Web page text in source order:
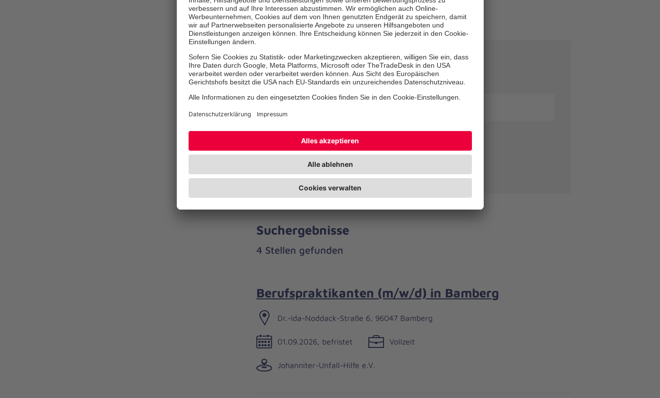
Stellenangebote filtern
Alle Stellen durchsuchen
Die Angebotsliste filtern
Stellen durchsuchen
Suchergebnisse
4 Stellen gefunden
Berufspraktikanten (m/w/d) in Bamberg
Dr.-Ida-Noddack-Straße 6, 96047 Bamberg
01.09.2026, befristet Vollzeit
Johanniter-Unfall-Hilfe e.V.